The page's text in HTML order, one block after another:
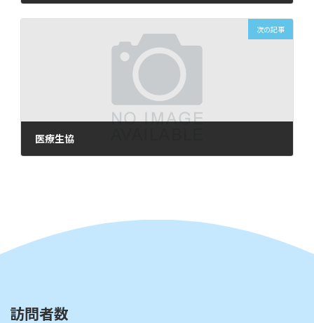
次の記事
医療生協
訪問者数